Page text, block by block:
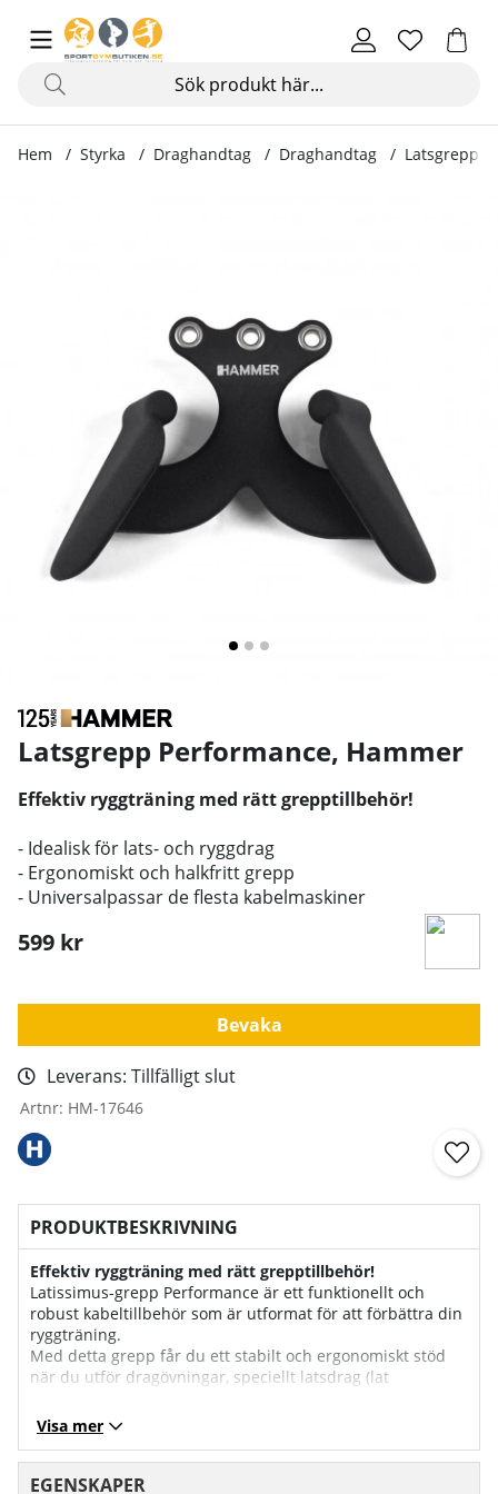
Hem Styrka Draghandtag Draghandtag Latsgrepp
Latsgrepp Performance, Hammer
Effektiv ryggträning med rätt grepptillbehör!
- Idealisk för lats- och ryggdrag
- Ergonomiskt och halkfritt grepp
- Universalpassar de flesta kabelmaskiner
599 kr
Bevaka
Leverans: Tillfälligt slut
Artnr: HM-17646
PRODUKTBESKRIVNING
Effektiv ryggträning med rätt grepptillbehör!
Latissimus-grepp Performance är ett funktionellt och
robust kabeltillbehör som är utformat för att förbättra din
ryggträning.
Med detta grepp får du ett stabilt och ergonomiskt stöd
när du utför dragövningar, speciellt latsdrag (lat
ryggen och särskilt latissimusmuskulaturen.
Denna typ av handtag är en viktig komponent för effektiv
träning av ryggens breda muskler och ger dig en bättre
möjlighet att träna med god teknik och komfort.
Visa mer
EGENSKAPER